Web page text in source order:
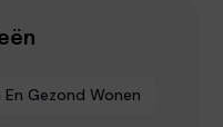
En Gezond Wonen